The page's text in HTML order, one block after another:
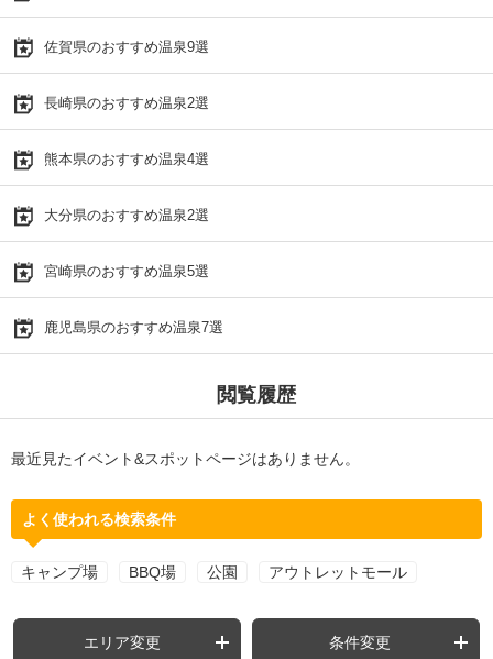
佐賀県のおすすめ温泉9選
長崎県のおすすめ温泉2選
熊本県のおすすめ温泉4選
大分県のおすすめ温泉2選
宮崎県のおすすめ温泉5選
鹿児島県のおすすめ温泉7選
閲覧履歴
最近見たイベント&スポットページはありません。
よく使われる検索条件
キャンプ場 BBQ場 公園 アウトレットモール
エリア変更 条件変更